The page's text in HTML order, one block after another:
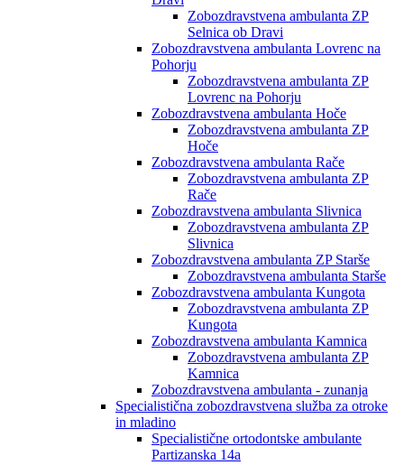
Zobozdravstvena ambulanta ZP
Selnica ob Dravi
Zobozdravstvena ambulanta Lovrenc na
Pohorju
Zobozdravstvena ambulanta ZP
Lovrenc na Pohorju
Zobozdravstvena ambulanta Hoče
Zobozdravstvena ambulanta ZP
Hoče
Zobozdravstvena ambulanta Rače
Zobozdravstvena ambulanta ZP
Rače
Zobozdravstvena ambulanta Slivnica
Zobozdravstvena ambulanta ZP
Slivnica
Zobozdravstvena ambulanta ZP Starše
Zobozdravstvena ambulanta Starše
Zobozdravstvena ambulanta Kungota
Zobozdravstvena ambulanta ZP
Kungota
Zobozdravstvena ambulanta Kamnica
Zobozdravstvena ambulanta ZP
Kamnica
Zobozdravstvena ambulanta - zunanja
Specialistična zobozdravstvena služba za otroke
in mladino
Specialistične ortodontske ambulante
Partizanska 14a